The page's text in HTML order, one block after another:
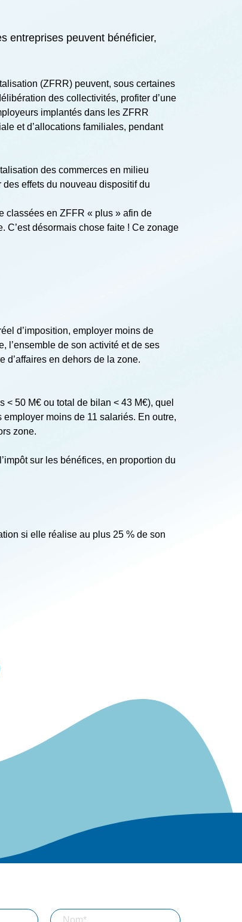
entreprises peuvent bénéficier,
(ZFRR) peuvent, sous certaines
des collectivités, profiter d’une
implantés dans les ZFRR
et d’allocations familiales, pendant
des commerces en milieu
effets du nouveau dispositif du
classées en ZFFR « plus » afin de
C’est désormais chose faite ! Ce zonage
d’imposition, employer moins de
l’ensemble de son activité et de ses
d’affaires en dehors de la zone.
< 50 M€ ou total de bilan < 43 M€), quel
employer moins de 11 salariés. En outre,
zone.
sur les bénéfices, en proportion du
si elle réalise au plus 25 % de son